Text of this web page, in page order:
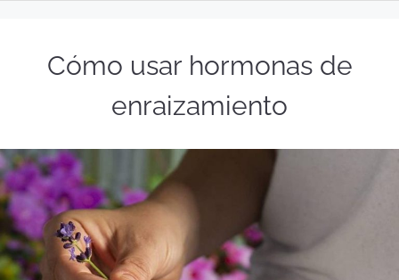
Cómo usar hormonas de
enraizamiento